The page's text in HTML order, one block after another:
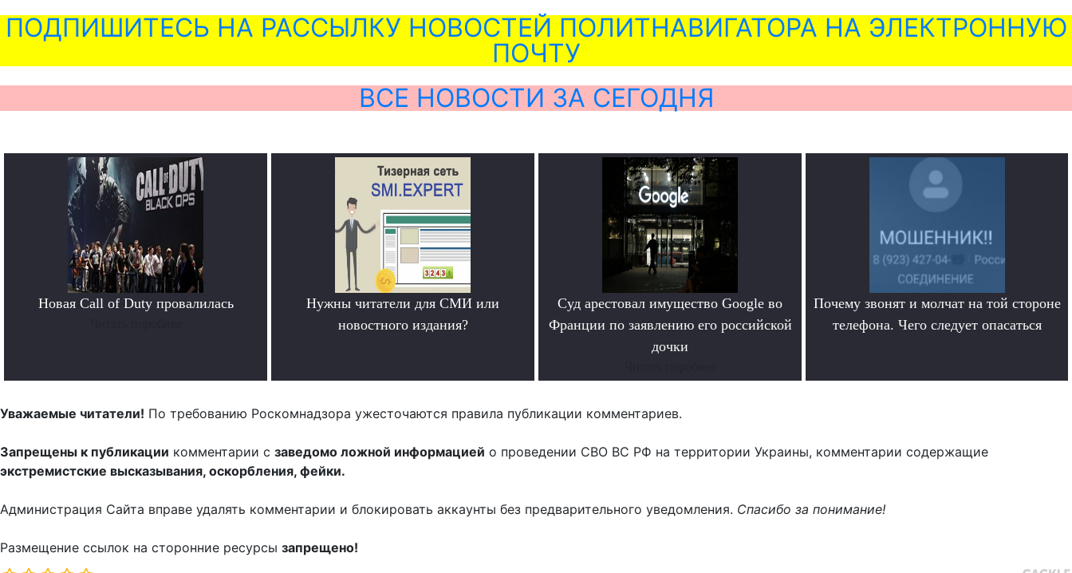
ПОДПИШИТЕСЬ НА РАССЫЛКУ НОВОСТЕЙ ПОЛИТНАВИГАТОРА НА ЭЛЕКТРОННУЮ
ПОЧТУ
ВСЕ НОВОСТИ ЗА СЕГОДНЯ
Новая Call of Duty провалилась
Нужны читатели для СМИ или
новостного издания?
Суд арестовал имущество Google во
Франции по заявлению его российской
дочки
Почему звонят и молчат на той стороне
телефона. Чего следует опасаться
Уважаемые читатели! По требованию Роскомнадзора ужесточаются правила публикации комментариев.
Запрещены к публикации комментарии с заведомо ложной информацией о проведении СВО ВС РФ на территории Украины, комментарии содержащие
экстремистские высказывания, оскорбления, фейки.
Администрация Сайта вправе удалять комментарии и блокировать аккаунты без предварительного уведомления. Спасибо за понимание!
Размещение ссылок на сторонние ресурсы запрещено!